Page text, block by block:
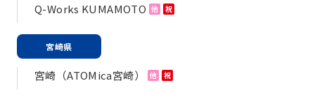
Q-Works KUMAMOTO 他 祝
宮崎県
宮崎（ATOMica宮崎） 他 祝